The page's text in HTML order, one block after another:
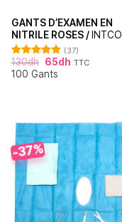
GANTS D’EXAMEN EN
NITRILE ROSES / INTCO
Note4.86
sur 5
(37)
130dh 65dh TTC
100 Gants
-37%